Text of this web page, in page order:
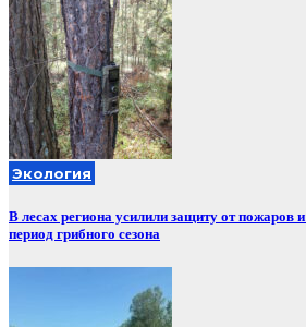
Экология
В лесах региона усилили защиту от пожаров
период грибного сезона